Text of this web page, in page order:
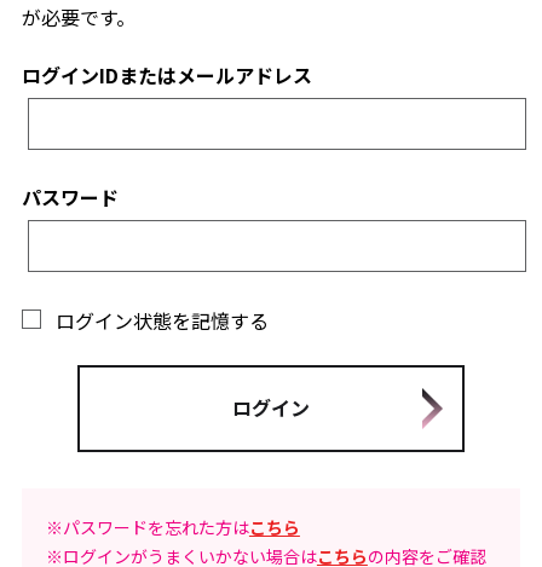
が必要です。
ログインIDまたはメールアドレス
パスワード
ログイン状態を記憶する
※パスワードを忘れた方はこちら
※ログインがうまくいかない場合はこちらの内容をご確認